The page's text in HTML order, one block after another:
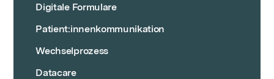
Digitale Formulare
Patient:innenkommunikation
Wechselprozess
Datacare